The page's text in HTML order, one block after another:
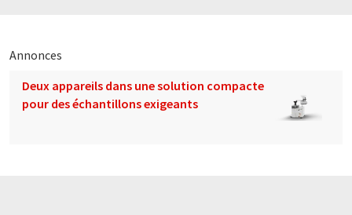
Annonces
Deux appareils dans une solution compacte
pour des échantillons exigeants